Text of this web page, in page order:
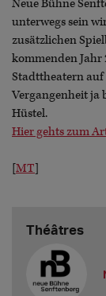
Neue Bühne
unterwegs sein
zusätzlichen
kommenden Jahr
Stadttheatern
Vergangenheit ja
Hüstel.
Hier gehts zum
[MT]
Théâtres